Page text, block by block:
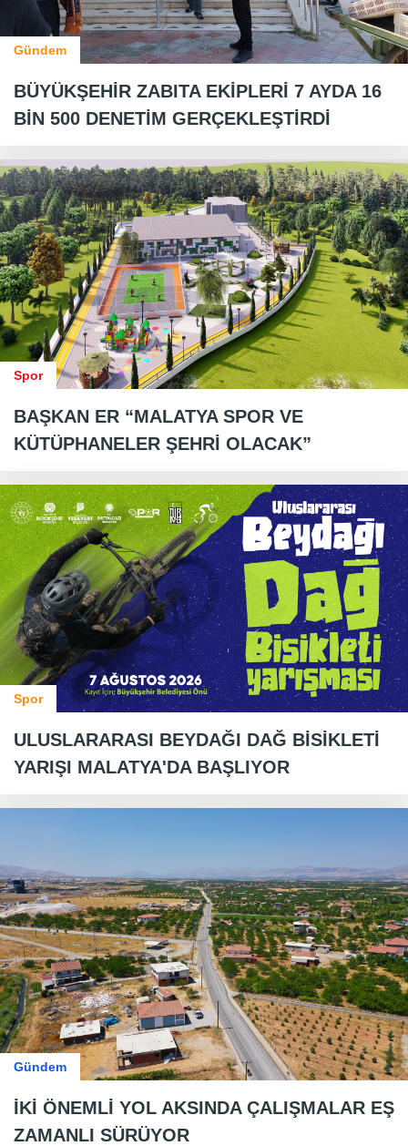
Gündem
BÜYÜKŞEHİR ZABITA EKİPLERİ 7 AYDA 16
BİN 500 DENETİM GERÇEKLEŞTİRDİ
Spor
BAŞKAN ER “MALATYA SPOR VE
KÜTÜPHANELER ŞEHRİ OLACAK”
Spor
ULUSLARARASI BEYDAĞI DAĞ BİSİKLETİ
YARIŞI MALATYA'DA BAŞLIYOR
Gündem
İKİ ÖNEMLİ YOL AKSINDA ÇALIŞMALAR EŞ
ZAMANLI SÜRÜYOR